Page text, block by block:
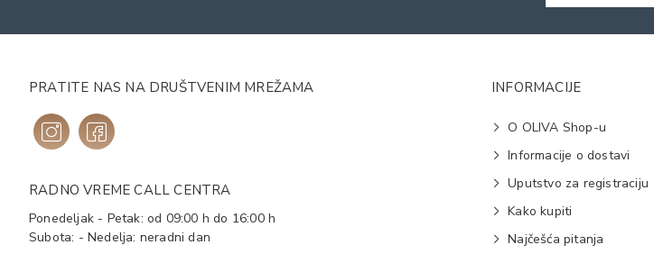
PRATITE NAS NA DRUŠTVENIM MREŽAMA
RADNO VREME CALL CENTRA
Ponedeljak - Petak: od 09:00 h do 16:00 h
Subota: - Nedelja: neradni dan
INFORMACIJE
O OLIVA Shop-u
Informacije o dostavi
Uputstvo za registraciju
Kako kupiti
Najčešća pitanja